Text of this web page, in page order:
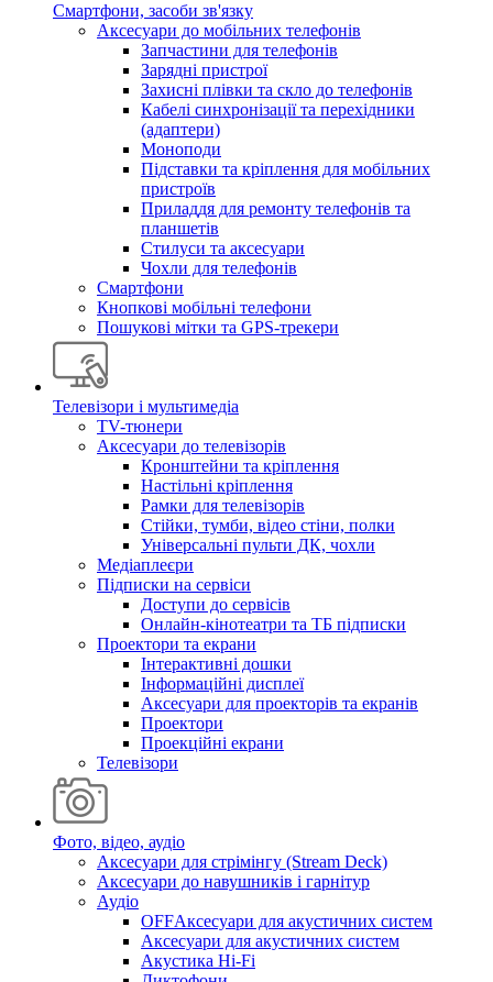
Смартфони, засоби зв'язку
Аксесуари до мобільних телефонів
Запчастини для телефонів
Зарядні пристрої
Захисні плівки та скло до телефонів
Кабелі синхронізації та перехідники
(адаптери)
Моноподи
Підставки та кріплення для мобільних
пристроїв
Приладдя для ремонту телефонів та
планшетів
Стилуси та аксесуари
Чохли для телефонів
Смартфони
Кнопкові мобільні телефони
Пошукові мітки та GPS-трекери
Телевізори і мультимедіа
TV-тюнери
Аксесуари до телевізорів
Кронштейни та кріплення
Настільні кріплення
Рамки для телевізорів
Стійки, тумби, відео стіни, полки
Універсальні пульти ДК, чохли
Медіаплеєри
Підписки на сервіси
Доступи до сервісів
Онлайн-кінотеатри та ТБ підписки
Проектори та екрани
Інтерактивні дошки
Інформаційні дисплеї
Аксесуари для проекторів та екранів
Проектори
Проекційні екрани
Телевізори
Фото, відео, аудіо
Аксесуари для стрімінгу (Stream Deck)
Аксесуари до навушників і гарнітур
Аудіо
OFFАксесуари для акустичних систем
Аксесуари для акустичних систем
Акустика Hi-Fi